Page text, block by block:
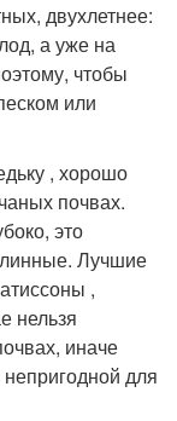
двухлетнее:
а уже на
чтобы
или
, хорошо
почвах.
это
Лучшие
,
нельзя
иначе
для